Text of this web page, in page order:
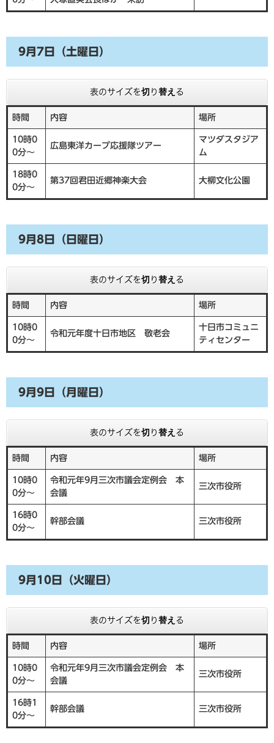
9月7日（土曜日）
表のサイズを切り替える
時間 内容 場所
10時0
0分～
広島東洋カープ応援隊ツアー
マツダスタジア
ム
18時0
0分～
第37回君田近郷神楽大会 大柳文化公園
9月8日（日曜日）
表のサイズを切り替える
時間 内容 場所
10時0
0分～
令和元年度十日市地区 敬老会
十日市コミュニ
ティセンター
9月9日（月曜日）
表のサイズを切り替える
時間 内容 場所
10時0
0分～
令和元年9月三次市議会定例会 本
会議
三次市役所
16時0
0分～
幹部会議 三次市役所
9月10日（火曜日）
表のサイズを切り替える
時間 内容 場所
10時0
0分～
令和元年9月三次市議会定例会 本
会議
三次市役所
16時1
0分～
幹部会議 三次市役所